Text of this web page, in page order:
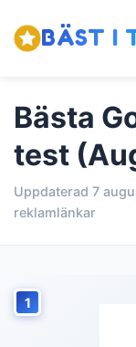
BÄST I
Bästa
test
Uppdaterad 7
reklamlänkar
1